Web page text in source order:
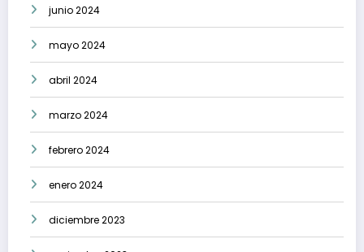
junio 2024
mayo 2024
abril 2024
marzo 2024
febrero 2024
enero 2024
diciembre 2023